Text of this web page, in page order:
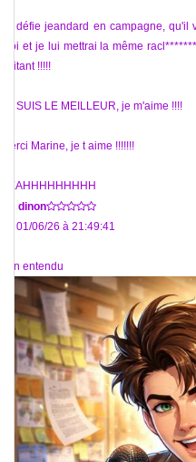
Je défie jeandard en campagne,
moi et je lui mettrai la même
boitant !!!!!
JE SUIS LE MEILLEUR, je m'aime !!!!
Merci Marine, je t aime !!!!!!!
YEAHHHHHHHHH
dinon
Le 01/06/26 à 21:49:41
rien entendu